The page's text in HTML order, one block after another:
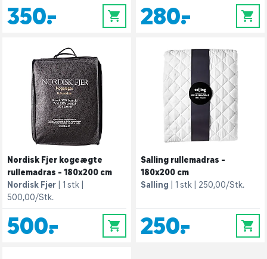
350,- 0 280,- 0
Nordisk Fjer kogeægte
rullemadras - 180x200 cm
Nordisk Fjer
1 stk
500,00/Stk.
500,- 0
Salling rullemadras -
180x200 cm
Salling
1 stk 250,00/Stk.
250,- 0